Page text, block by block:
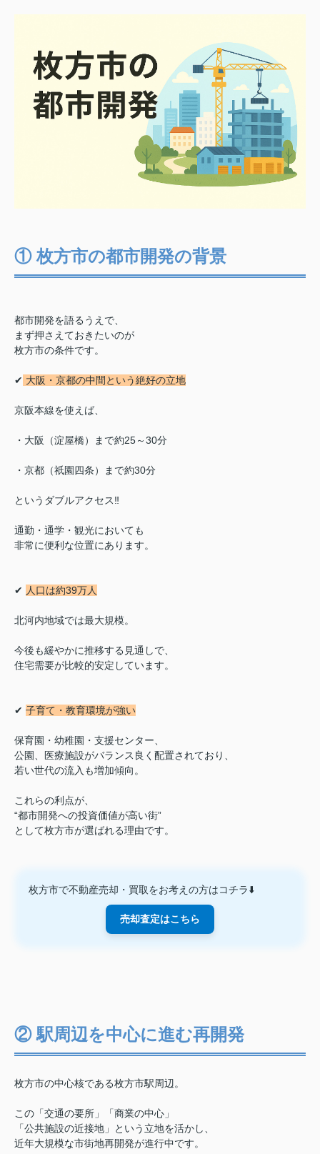
① 枚方市の都市開発の背景
都市開発を語るうえで、
まず押さえておきたいのが
枚方市の条件です。
✔ 大阪・京都の中間という絶好の立地
京阪本線を使えば、
・大阪（淀屋橋）まで約25～30分
・京都（祇園四条）まで約30分
というダブルアクセス‼︎
通勤・通学・観光においても
非常に便利な位置にあります。
✔ 人口は約39万人
北河内地域では最大規模。
今後も緩やかに推移する見通しで、
住宅需要が比較的安定しています。
✔ 子育て・教育環境が強い
保育園・幼稚園・支援センター、
公園、医療施設がバランス良く配置されており、
若い世代の流入も増加傾向。
これらの利点が、
“都市開発への投資価値が高い街”
として枚方市が選ばれる理由です。
枚方市で不動産売却・買取をお考えの方はコチラ⬇️
売却査定はこちら
② 駅周辺を中心に進む再開発
枚方市の中心核である枚方市駅周辺。
この「交通の要所」「商業の中心」
「公共施設の近接地」という立地を活かし、
近年大規模な市街地再開発が進行中です。